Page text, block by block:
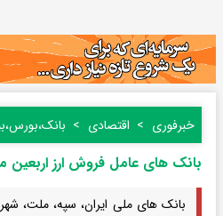
خبرفوری اقتصادی
بانک های عامل فروش ارز اربعین
بانک های ملی ایران، سپه، ملت،